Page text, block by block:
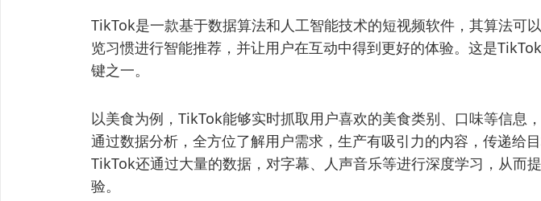
TikTok是一款基于数据算法和人工智能技术的短视频软件，其算法可
览习惯进行智能推荐，并让用户在互动中得到更好的体验。这是
键之一。
以美食为例，TikTok能够实时抓取用户喜欢的美食类别、口味等信息，
通过数据分析，全方位了解用户需求，生产有吸引力的内容，传递给
TikTok还通过大量的数据，对字幕、人声音乐等进行深度学习，从而
验。